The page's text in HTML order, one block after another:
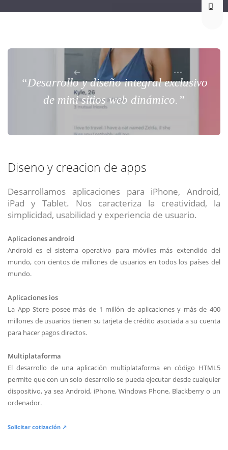
“Desarrollo y diseño integral exclusivo
de mini sitios web dinámico.”
Diseno y creacion de apps
Desarrollamos aplicaciones para iPhone, Android,
iPad y Tablet. Nos caracteriza la creatividad, la
simplicidad, usabilidad y experiencia de usuario.
Aplicaciones android
Android es el sistema operativo para móviles más extendido del
mundo, con cientos de millones de usuarios en todos los países del
mundo.
Aplicaciones ios
La App Store posee más de 1 millón de aplicaciones y más de 400
millones de usuarios tienen su tarjeta de crédito asociada a su cuenta
para hacer pagos directos.
Multiplataforma
El desarrollo de una aplicación multiplataforma en código HTML5
permite que con un solo desarrollo se pueda ejecutar desde cualquier
dispositivo, ya sea Android, iPhone, Windows Phone, Blackberry o un
ordenador.
Solicitar cotización ↗